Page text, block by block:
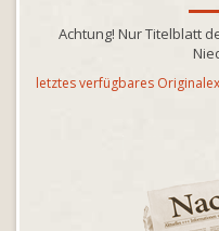
Achtung! Nur Titelblatt
letztes verfügbares